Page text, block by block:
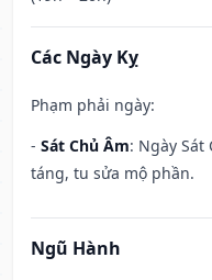
Các Ngày Kỵ
Phạm phải ngày:
- Sát Chủ Âm: Ngày Sát
táng, tu sửa mộ phần.
Ngũ Hành